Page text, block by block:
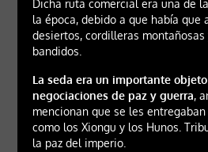
Dicha ruta comercial era una de
la época, debido a que había que
desiertos, cordilleras
bandidos.
La seda era un importante
negociaciones de paz y guerra,
mencionan que se les
como los Xiongu y los Hunos.
la paz del imperio.